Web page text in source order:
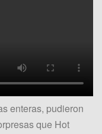
enteras, pudieron
que Hot